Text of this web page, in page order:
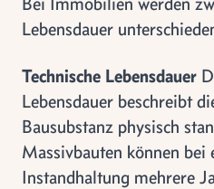
Lebensdauer
Technische Lebensdauer
Lebensdauer beschreibt
Bausubstanz physisch
Massivbauten können bei
Instandhaltung mehrere